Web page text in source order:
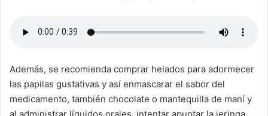
Además, se recomienda comprar helados para adormecer
las papilas gustativas y así enmascarar el sabor del
medicamento, también chocolate o mantequilla de maní y